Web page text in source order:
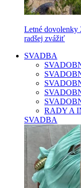
Letné dovolenky
radšej zvážiť
SVADBA
RADY A
SVADBA